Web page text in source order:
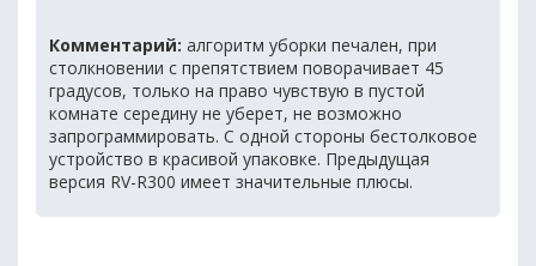
Комментарий: алгоритм уборки печален, при
столкновении с препятствием поворачивает 45
градусов, только на право чувствую в пустой
комнате середину не уберет, не возможно
запрограммировать. С одной стороны бестолковое
устройство в красивой упаковке. Предыдущая
версия RV-R300 имеет значительные плюсы.